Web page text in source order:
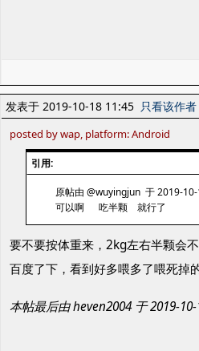
发表于 2019-10-18 11:45 只看该作者
posted by wap, platform: Android
引用:
原帖由 @wuyingjun 于 2019-
可以啊 吃半颗 就行了
要不要按体重来，2kg左右半颗会
百度了下，看到好多喂多了喂死掉
本帖最后由 heven2004 于 2019-